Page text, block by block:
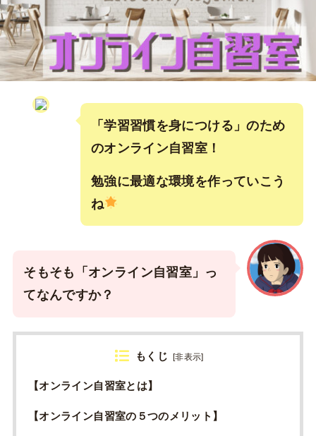
「学習習慣を身につける」のため
のオンライン自習室！
勉強に最適な環境を作っていこう
ね
そもそも「オンライン自習室」っ
てなんですか？
もくじ [非表示]
【オンライン自習室とは】
【オンライン自習室の５つのメリット】